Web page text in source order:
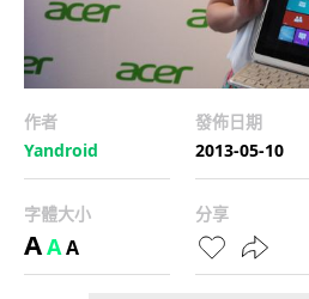
作者
Yandroid
發佈日期
2013-05-10
字體大小
AAA
分享